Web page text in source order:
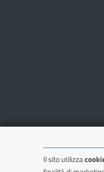
Il sito utilizza